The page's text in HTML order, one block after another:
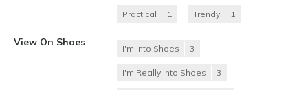
Practical 1 Trendy 1
View On Shoes
I'm Into Shoes 3
I'm Really Into Shoes 3